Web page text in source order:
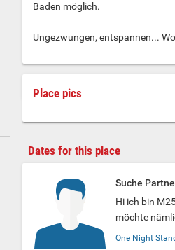
Baden möglich.
Ungezwungen, entspannen...
Place pics
Dates for this place
Suche
Hi ich bin
möchte
One Night